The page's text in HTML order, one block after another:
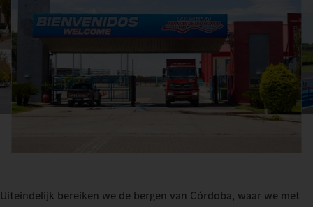
Uiteindelijk bereiken we de bergen van Córdoba, waar we met